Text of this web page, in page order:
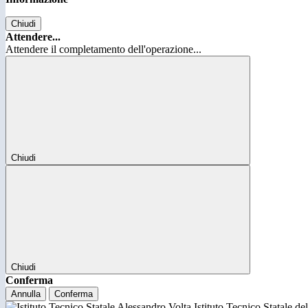
Chiudi
Attendere...
Attendere il completamento dell'operazione...
Chiudi
Chiudi
Conferma
Annulla Conferma